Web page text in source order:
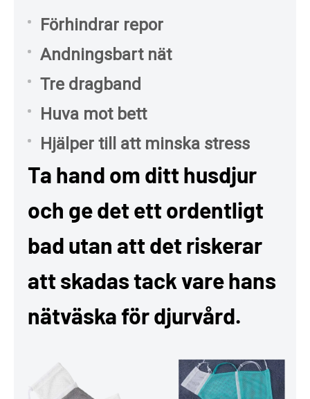
Förhindrar repor
Andningsbart nät
Tre dragband
Huva mot bett
Hjälper till att minska stress
Ta hand om ditt husdjur
och ge det ett ordentligt
bad utan att det riskerar
att skadas tack vare hans
nätväska för djurvård.